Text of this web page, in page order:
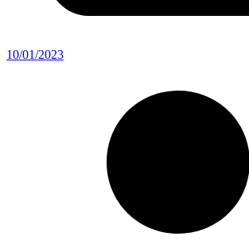
10/01/2023